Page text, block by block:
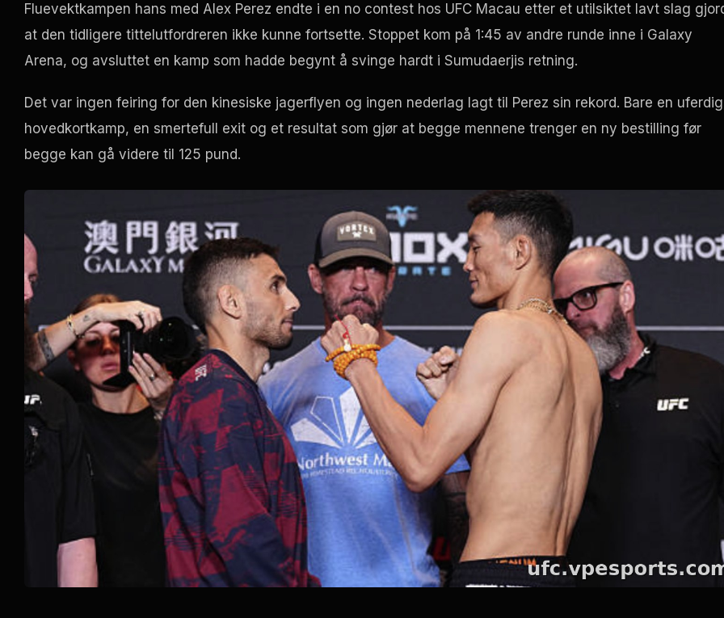
Fluevektkampen hans med Alex Perez endte i en no contest hos UFC Macau etter et utilsiktet lavt slag
at den tidligere tittelutfordreren ikke kunne fortsette. Stoppet kom på 1:45 av andre runde inne i Galaxy
Arena, og avsluttet en kamp som hadde begynt å svinge hardt i Sumudaerjis retning.
Det var ingen feiring for den kinesiske jagerflyen og ingen nederlag lagt til Perez sin rekord. Bare en uferdig
hovedkortkamp, en smertefull exit og et resultat som gjør at begge mennene trenger en ny bestilling før
begge kan gå videre til 125 pund.